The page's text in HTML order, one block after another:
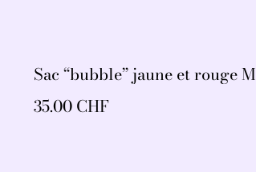
Sac “bubble” jaune et rouge M
35.00 CHF